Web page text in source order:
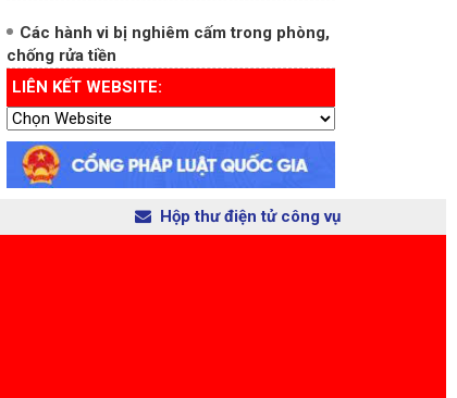
LIÊN KẾT WEBSITE:
Hộp thư điện tử công vụ